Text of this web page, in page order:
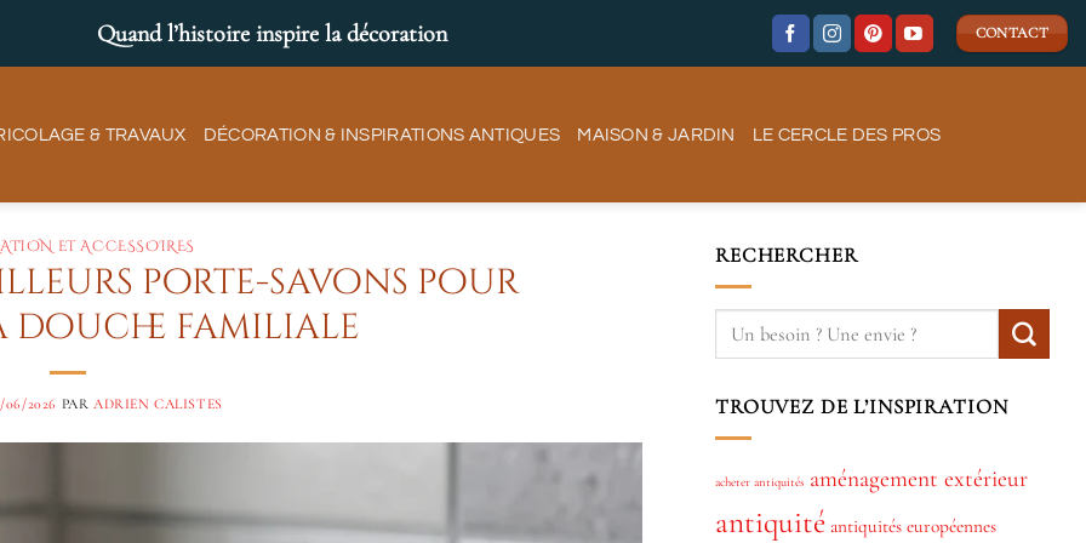
Quand l’histoire inspire la décoration CONTACT
& TRAVAUX DÉCORATION & INSPIRATIONS ANTIQUES MAISON & JARDIN LE CERCLE DES PROS
ET ACCESSOIRES
porte-savons pour
familiale
06/2026 PAR ADRIEN CALISTES
RECHERCHER
TROUVEZ DE L’INSPIRATION
acheter antiquités aménagement extérieur
antiquité antiquités européennes